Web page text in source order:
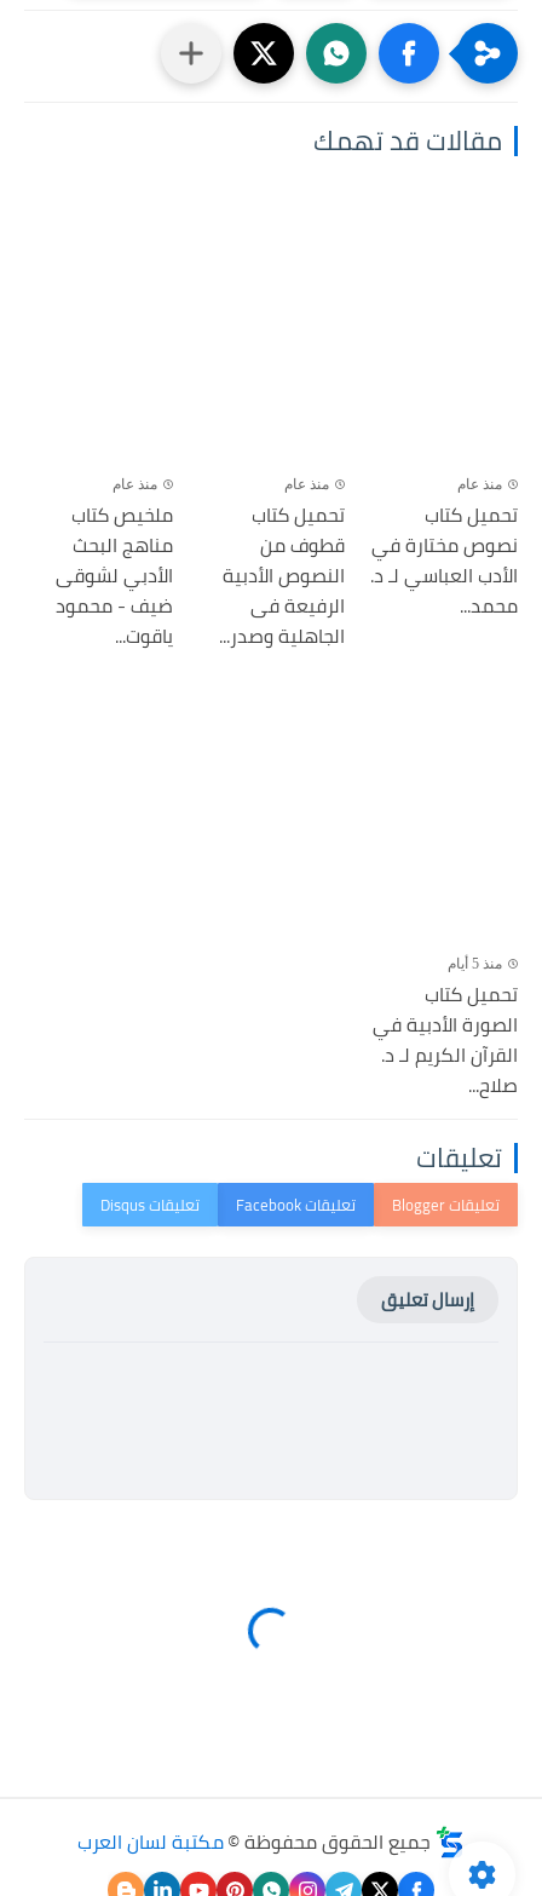
مقالات قد تهمك
منذ عام
تحميل كتاب
نصوص مختارة في
الأدب العباسي لـ د.
محمد...
منذ عام
تحميل كتاب
قطوف من
النصوص الأدبية
الرفيعة فى
الجاهلية وصدر...
منذ عام
ملخيص كتاب
مناهج البحث
الأدبي لشوقى
ضيف - محمود
ياقوت...
منذ 5 أيام
تحميل كتاب
الصورة الأدبية في
القرآن الكريم لـ د.
صلاح...
تعليقات
إرسال تعليق
جميع الحقوق محفوظة ©مكتبة لسان العرب